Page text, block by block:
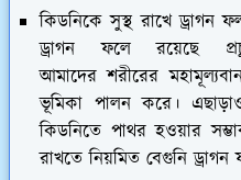
কিডনিকে সুস্থ রাখে ড্রাগন
ড্রাগন ফলে রয়েছে
আমাদের শরীরের
ভূমিকা পালন করে।
কিডনিতে পাথর হওয়ার
রাখতে নিয়মিত বেগুনি